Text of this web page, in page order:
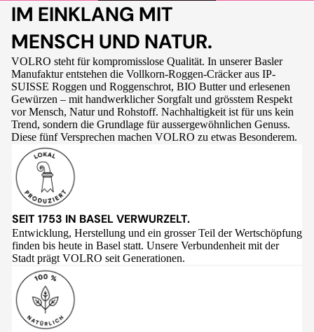
IM EINKLANG MIT
MENSCH UND NATUR.
VOLRO steht für kompromisslose Qualität. In unserer Basler
Manufaktur entstehen die Vollkorn-Roggen-Cräcker aus IP-
SUISSE Roggen und Roggenschrot, BIO Butter und erlesenen
Gewürzen – mit handwerklicher Sorgfalt und grösstem Respekt
vor Mensch, Natur und Rohstoff. Nachhaltigkeit ist für uns kein
Trend, sondern die Grundlage für aussergewöhnlichen Genuss.
Diese fünf Versprechen machen VOLRO zu etwas Besonderem.
SEIT 1753 IN BASEL VERWURZELT.
Entwicklung, Herstellung und ein grosser Teil der Wertschöpfung
finden bis heute in Basel statt. Unsere Verbundenheit mit der
Stadt prägt VOLRO seit Generationen.